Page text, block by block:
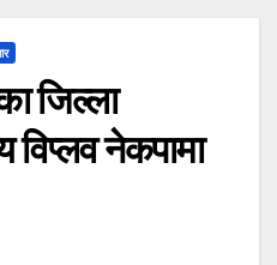
जिल्ला
नेकपामा